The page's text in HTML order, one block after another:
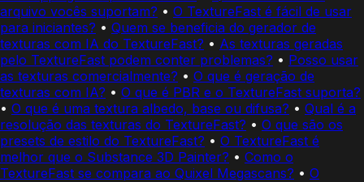
arquivo vocês suportam? • O TextureFast é fácil de usar
para iniciantes? • Quem se beneficia do gerador de
texturas com IA do TextureFast? • As texturas geradas
pelo TextureFast podem conter problemas? • Posso usar
as texturas comercialmente? • O que é geração de
texturas com IA? • O que é PBR e o TextureFast suporta?
• O que é uma textura albedo, base ou difusa? • Qual é a
resolução das texturas do TextureFast? • O que são os
presets de estilo do TextureFast? • O TextureFast é
melhor que o Substance 3D Painter? • Como o
TextureFast se compara ao Quixel Megascans? • O